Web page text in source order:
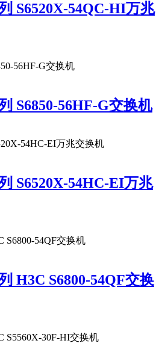
S6520X-54QC-HI万兆
S6850-56HF-G交换机
S6520X-54HC-EI万兆
H3C S6800-54QF交换